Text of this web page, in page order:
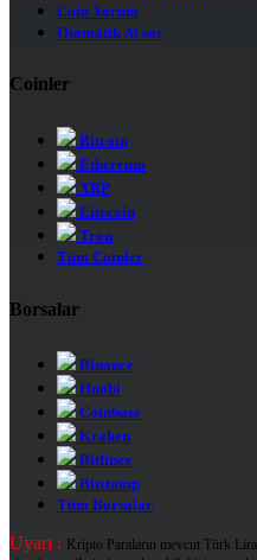
Coin Yorum
Otomatik Al sat
Coinler
Bitcoin
Ethereum
XRP
Litecoin
Tron
Tüm Coinler
Borsalar
Binance
Huobi
Coinbase
Kraken
Bitfinex
Bitstamp
Tüm Borsalar
Uyarı : Kripto Paraların mevcut Türk